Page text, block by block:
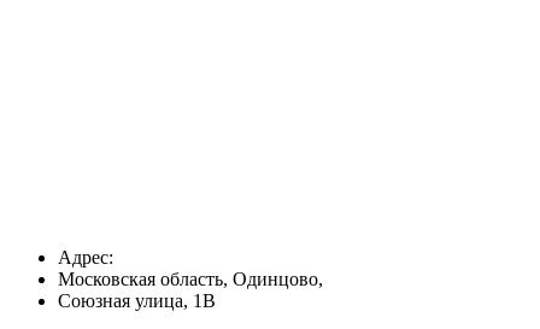
Адрес:
Московская область, Одинцово,
Союзная улица, 1В